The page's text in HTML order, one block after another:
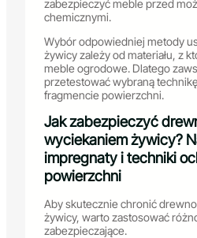
zabezpieczyć meble przed
chemicznymi.
Wybór odpowiedniej metody
żywicy zależy od materiału, z
meble ogrodowe. Dlatego
przetestować wybraną
fragmencie powierzchni.
Jak zabezpieczyć
wyciekaniem żywicy?
impregnaty i techniki
powierzchni
Aby skutecznie chronić
żywicy, warto zastosować
zabezpieczające.